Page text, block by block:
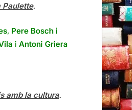
.
, Pere Bosch i
i Antoni Griera
amb la cultura.